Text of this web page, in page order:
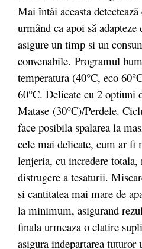
Mai întâi aceasta
urmând ca apoi să adapteze
asigure un timp si un
convenabile. Programul
temperatura (40°C, eco
60°C. Delicate cu 2 optiuni
Matase (30°C)/Perdele.
face posibila spalarea la
cele mai delicate, cum ar fi
lenjeria, cu incredere totala,
distrugere a tesaturii.
si cantitatea mai mare de
la minimum, asigurand
finala urmeaza o clatire
asigura indepartarea tuturor